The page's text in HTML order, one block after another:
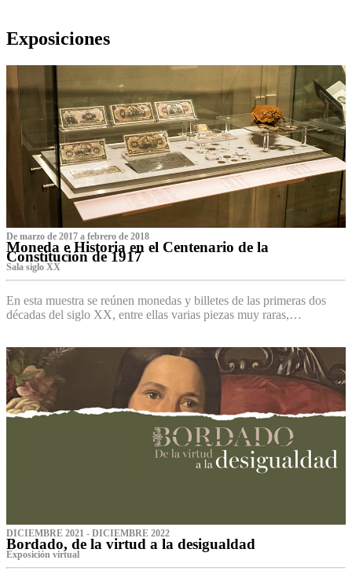
Exposiciones
De marzo de 2017 a febrero de 2018
Moneda e Historia en el Centenario de la
Constitución de 1917
Sala siglo XX
En esta muestra se reúnen monedas y billetes de las primeras dos
décadas del siglo XX, entre ellas varias piezas muy raras,…
DICIEMBRE 2021 - DICIEMBRE 2022
Bordado, de la virtud a la desigualdad
Exposición virtual‌